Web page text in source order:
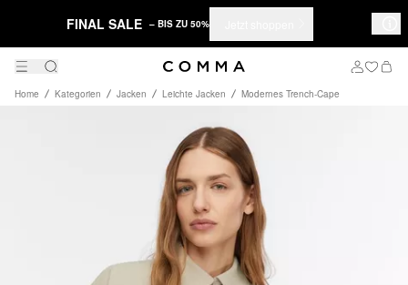
FINAL SALE – BIS ZU 50%
Home Kategorien Jacken Leichte Jacken Modernes Trench-Cape